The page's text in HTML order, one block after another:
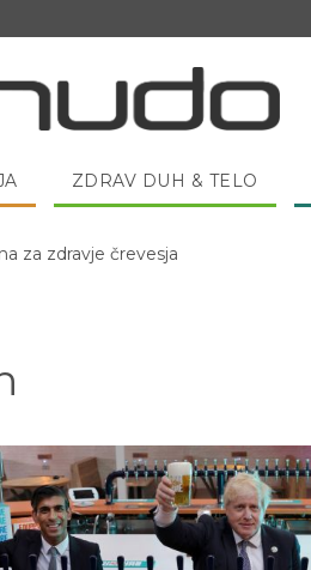
ZDRAV DUH & TELO
pojesti žlico medu?